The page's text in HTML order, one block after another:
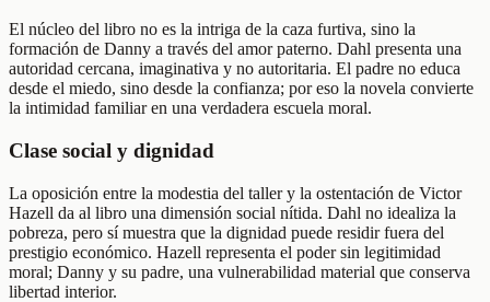
El núcleo del libro no es la intriga de la caza furtiva, sino la
formación de Danny a través del amor paterno. Dahl presenta una
autoridad cercana, imaginativa y no autoritaria. El padre no educa
desde el miedo, sino desde la confianza; por eso la novela convierte
la intimidad familiar en una verdadera escuela moral.
Clase social y dignidad
La oposición entre la modestia del taller y la ostentación de Victor
Hazell da al libro una dimensión social nítida. Dahl no idealiza la
pobreza, pero sí muestra que la dignidad puede residir fuera del
prestigio económico. Hazell representa el poder sin legitimidad
moral; Danny y su padre, una vulnerabilidad material que conserva
libertad interior.